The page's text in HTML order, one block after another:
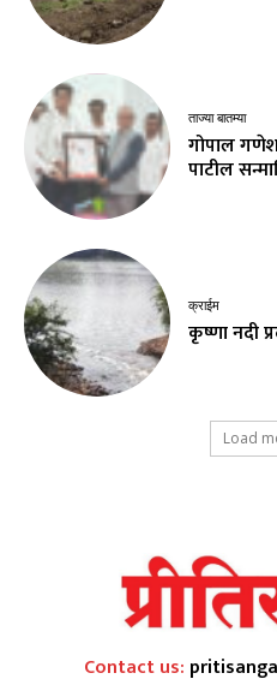
ताज्या बातम्या
गोपाल
पाटील
क्राईम
कृष्णा नदी
Load
Contact us: